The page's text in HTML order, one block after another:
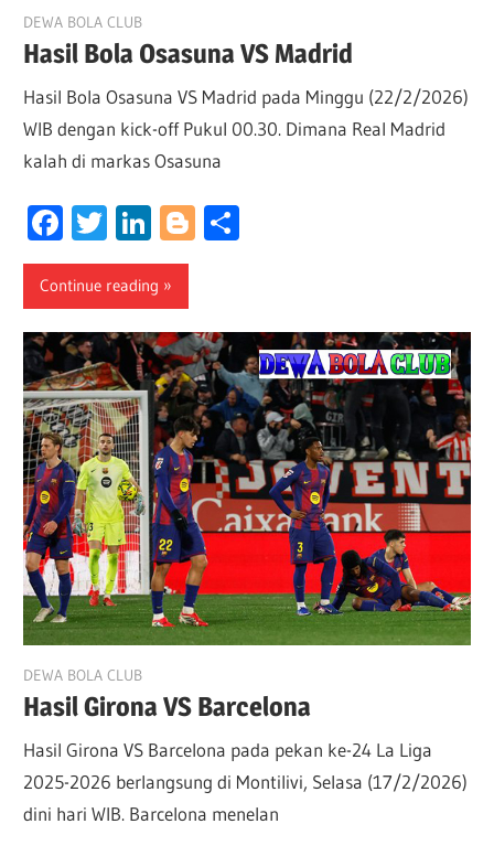
February 22, 2026
DEWA BOLA CLUB
Hasil Bola Osasuna VS Madrid
Hasil Bola Osasuna VS Madrid pada Minggu (22/2/2026)
WIB dengan kick-off Pukul 00.30. Dimana Real Madrid
kalah di markas Osasuna
Facebook
Twitter
LinkedIn
Blogger
Continue reading
February 17, 2026
DEWA BOLA CLUB
Hasil Girona VS Barcelona
Hasil Girona VS Barcelona pada pekan ke-24 La Liga
2025-2026 berlangsung di Montilivi, Selasa (17/2/2026)
dini hari WIB. Barcelona menelan